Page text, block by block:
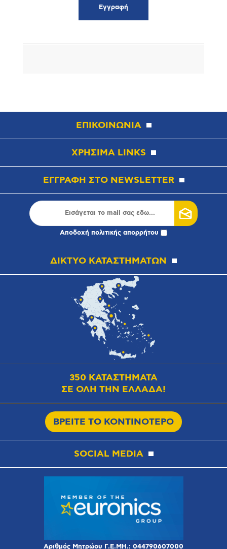
ΕΠΙΚΟΙΝΩΝΙΑ
ΧΡΗΣΙΜΑ LINKS
ΕΓΓΡΑΦΗ ΣΤΟ NEWSLETTER
Αποδοχή πολιτικής απορρήτου
ΔΙΚΤΥΟ ΚΑΤΑΣΤΗΜΑΤΩΝ
350 ΚΑΤΑΣΤΗΜΑΤΑ
ΣΕ ΟΛΗ ΤΗΝ ΕΛΛΑΔΑ!
ΒΡΕΙΤΕ ΤΟ ΚΟΝΤΙΝΟΤΕΡΟ
SOCIAL MEDIA